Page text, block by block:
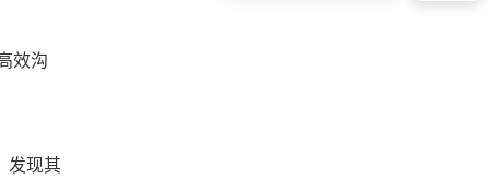
效沟
发现其